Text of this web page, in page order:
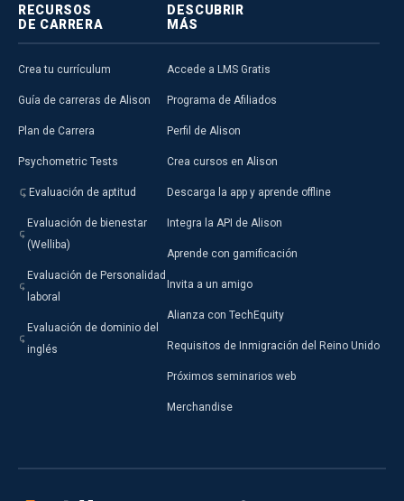
RECURSOS
DE CARRERA
Crea tu currículum
Guía de carreras de Alison
Plan de Carrera
Psychometric Tests
Evaluación de aptitud
Evaluación de bienestar
(Welliba)
Evaluación de Personalidad
laboral
Evaluación de dominio del
inglés
DESCUBRIR
MÁS
Accede a LMS Gratis
Programa de Afiliados
Perfil de Alison
Crea cursos en Alison
Descarga la app y aprende offline
Integra la API de Alison
Aprende con gamificación
Invita a un amigo
Alianza con TechEquity
Requisitos de Inmigración del Reino Unido
Próximos seminarios web
Merchandise